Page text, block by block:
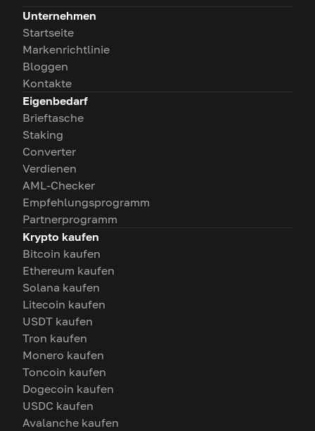
Unternehmen
Startseite
Markenrichtlinie
Bloggen
Kontakte
Eigenbedarf
Brieftasche
Staking
Converter
Verdienen
AML-Checker
Empfehlungsprogramm
Partnerprogramm
Krypto kaufen
Bitcoin kaufen
Ethereum kaufen
Solana kaufen
Litecoin kaufen
USDT kaufen
Tron kaufen
Monero kaufen
Toncoin kaufen
Dogecoin kaufen
USDC kaufen
Avalanche kaufen